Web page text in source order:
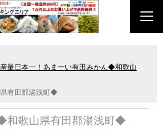
産量日本一！あまーい有田みかん◆和歌山
有田郡湯浅町◆
和歌山県有田郡湯浅町◆